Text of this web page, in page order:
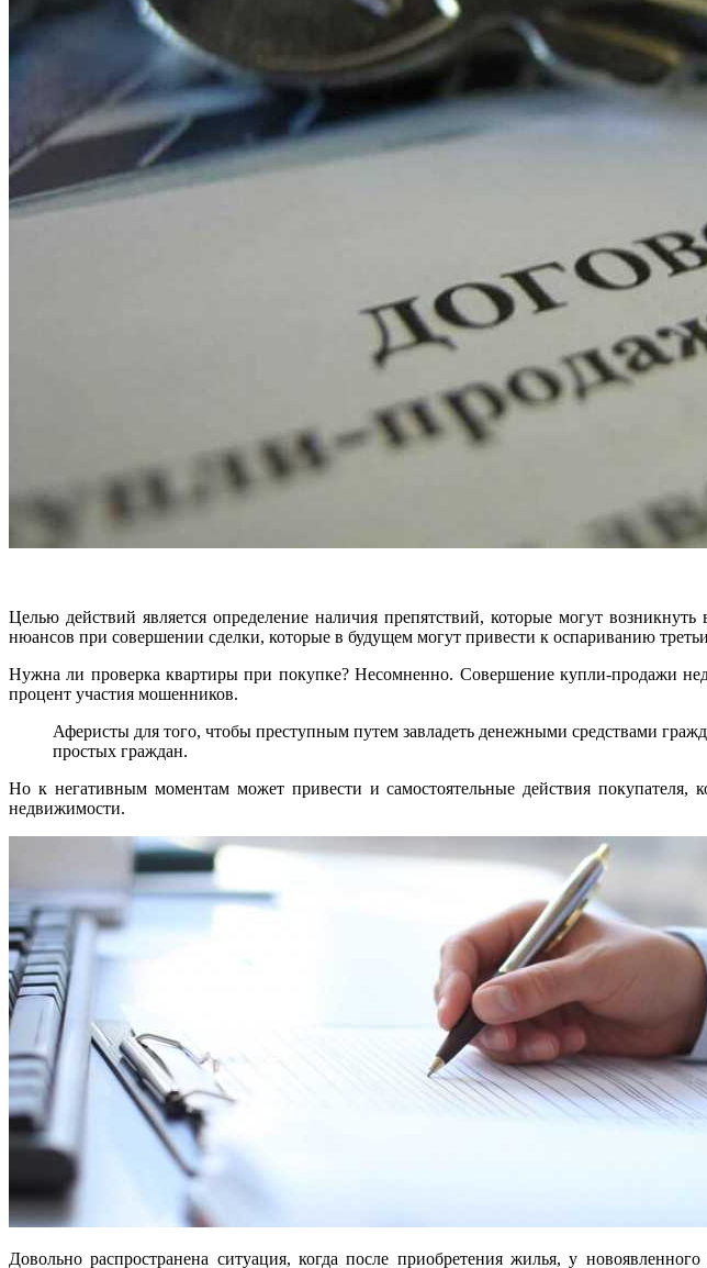
Целью действий является определение наличия препятствий, которые могут
нюансов при совершении сделки, которые в будущем могут привести к оспариванию
Нужна ли проверка квартиры при покупке? Несомненно. Совершение купли-продажи
процент участия мошенников.
Аферисты для того, чтобы преступным путем завладеть денежными средствами
простых граждан.
Но к негативным моментам может привести и самостоятельные действия
недвижимости.
Довольно распространена ситуация, когда после приобретения жилья, у